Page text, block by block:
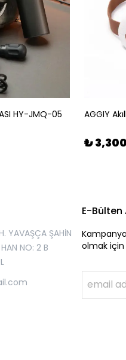
HY-JMQ-05
₺
YAVAŞÇA ŞAHİN
NO: 2 B
E-
olmak